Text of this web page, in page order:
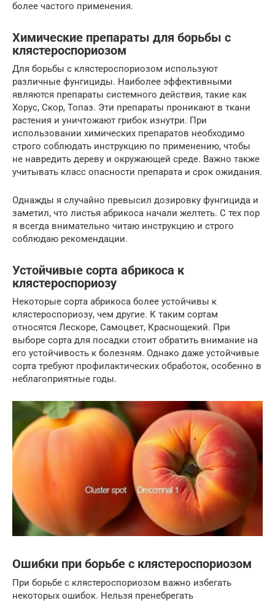
более частого применения.
Химические препараты для борьбы с
клястероспориозом
Для борьбы с клястероспориозом используют
различные фунгициды. Наиболее эффективными
являются препараты системного действия, такие как
Хорус, Скор, Топаз. Эти препараты проникают в ткани
растения и уничтожают грибок изнутри. При
использовании химических препаратов необходимо
строго соблюдать инструкцию по применению, чтобы
не навредить дереву и окружающей среде. Важно также
учитывать класс опасности препарата и срок ожидания.
Однажды я случайно превысил дозировку фунгицида и
заметил, что листья абрикоса начали желтеть. С тех пор
я всегда внимательно читаю инструкцию и строго
соблюдаю рекомендации.
Устойчивые сорта абрикоса к
клястероспориозу
Некоторые сорта абрикоса более устойчивы к
клястероспориозу, чем другие. К таким сортам
относятся Лескоре, Самоцвет, Краснощекий. При
выборе сорта для посадки стоит обратить внимание на
его устойчивость к болезням. Однако даже устойчивые
сорта требуют профилактических обработок, особенно в
неблагоприятные годы.
Ошибки при борьбе с клястероспориозом
При борьбе с клястероспориозом важно избегать
некоторых ошибок. Нельзя пренебрегать